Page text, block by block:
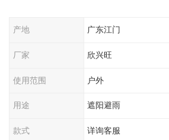
产地 广东江门
厂家 欣兴旺
使用范围 户外
用途 遮阳避雨
款式 详询客服